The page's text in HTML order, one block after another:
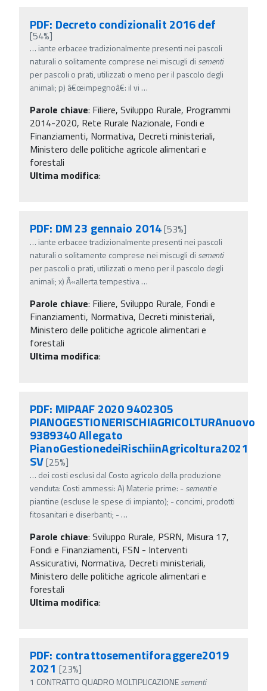
PDF: Decreto condizionalit 2016 def
[54%]
… iante erbacee tradizionalmente presenti nei pascoli
naturali o solitamente comprese nei miscugli di sementi
per pascoli o prati, utilizzati o meno per il pascolo degli
animali; p) â€œimpegnoâ€: il vi …
Parole chiave: Filiere, Sviluppo Rurale, Programmi
2014-2020, Rete Rurale Nazionale, Fondi e
Finanziamenti, Normativa, Decreti ministeriali,
Ministero delle politiche agricole alimentari e
forestali
Ultima modifica:
PDF: DM 23 gennaio 2014[53%]
… iante erbacee tradizionalmente presenti nei pascoli
naturali o solitamente comprese nei miscugli di sementi
per pascoli o prati, utilizzati o meno per il pascolo degli
animali; x) Â«allerta tempestiva…
Parole chiave: Filiere, Sviluppo Rurale, Fondi e
Finanziamenti, Normativa, Decreti ministeriali,
Ministero delle politiche agricole alimentari e
forestali
Ultima modifica:
PDF: MIPAAF 2020 9402305
PIANOGESTIONERISCHIAGRICOLTURAnuovo
9389340 Allegato
PianoGestionedeiRischiinAgricoltura2021
SV[25%]
… dei costi esclusi dal Costo agricolo della produzione
venduta: Costi ammessi: A) Materie prime: -sementie
piantine (escluse le spese di impianto); - concimi, prodotti
fitosanitari e diserbanti; -…
Parole chiave: Sviluppo Rurale, PSRN, Misura 17,
Fondi e Finanziamenti, FSN - Interventi
Assicurativi, Normativa, Decreti ministeriali,
Ministero delle politiche agricole alimentari e
forestali
Ultima modifica:
PDF: contrattosementiforaggere2019
2021 [23%]
1 CONTRATTO QUADRO MOLTIPLICAZIONEsementi